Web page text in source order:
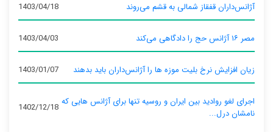
آژانس‌داران قفقاز شمالی به قشم می‌روند 1403/04/18
مصر ۱۶ آژانس حج را دادگاهی می‌کند 1403/04/03
زیان افزایش نرخ بلیت موزه ها را آژانس‌داران باید بدهند 1403/01/07
اجرای لغو روادید بین ایران و روسیه تنها برای آژانس‌ هایی که
نامشان درل...
1402/12/18